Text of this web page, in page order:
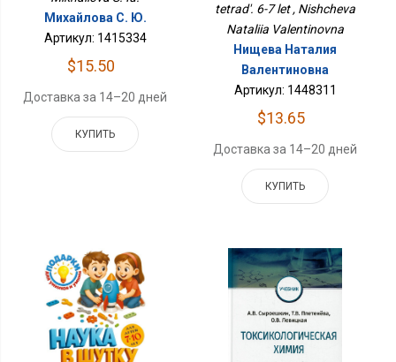
Михайлова С. Ю.
Артикул: 1415334
$15.50
Доставка за 14–20 дней
КУПИТЬ
tetrad'. 6-7 let , Nishcheva
Nataliia Valentinovna
Нищева Наталия
Валентиновна
Артикул: 1448311
$13.65
Доставка за 14–20 дней
КУПИТЬ